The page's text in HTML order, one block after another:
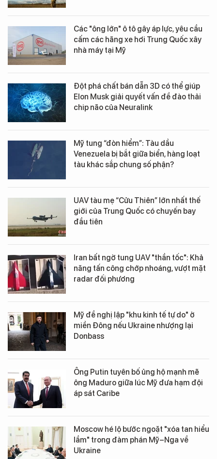
Các "ông lớn" ô tô gây áp lực, yêu cầu
cấm các hãng xe hơi Trung Quốc xây
nhà máy tại Mỹ
Đột phá chất bán dẫn 3D có thể giúp
Elon Musk giải quyết vấn đề đào thải
chip não của Neuralink
Mỹ tung “đòn hiểm”: Tàu dầu
Venezuela bị bắt giữa biển, hàng loạt
tàu khác sắp chung số phận?
UAV tàu mẹ “Cửu Thiên” lớn nhất thế
giới của Trung Quốc có chuyến bay
đầu tiên
Iran bất ngờ tung UAV "thần tốc": Khả
năng tấn công chớp nhoáng, vượt mặt
radar đối phương
Mỹ đề nghị lập "khu kinh tế tự do" ở
miền Đông nếu Ukraine nhượng lại
Donbass
Ông Putin tuyên bố ủng hộ mạnh mẽ
ông Maduro giữa lúc Mỹ đưa hạm đội
áp sát Caribe
Moscow hé lộ bước ngoặt "xóa tan hiểu
lầm" trong đàm phán Mỹ–Nga về
Ukraine